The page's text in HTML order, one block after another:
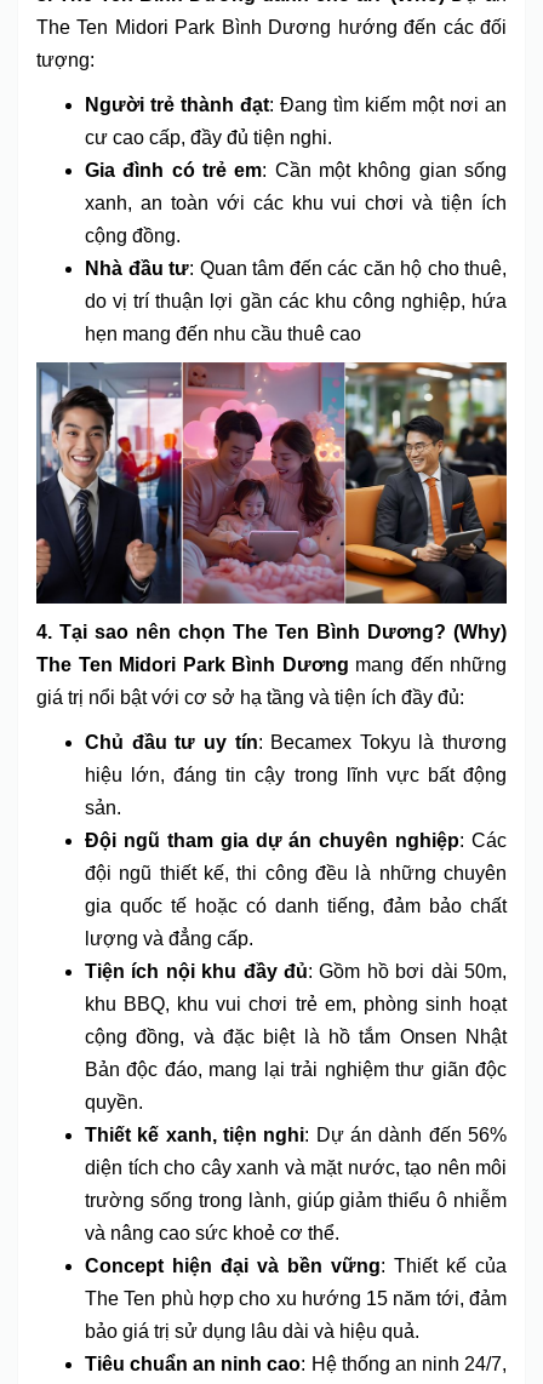
The Ten Midori Park Bình Dương hướng đến các đối
tượng:
Người trẻ thành đạt: Đang tìm kiếm một nơi an
cư cao cấp, đầy đủ tiện nghi.
Gia đình có trẻ em: Cần một không gian sống
xanh, an toàn với các khu vui chơi và tiện ích
cộng đồng.
Nhà đầu tư: Quan tâm đến các căn hộ cho thuê,
do vị trí thuận lợi gần các khu công nghiệp, hứa
hẹn mang đến nhu cầu thuê cao
4. Tại sao nên chọn The Ten Bình Dương? (Why)
The Ten Midori Park Bình Dương mang đến những
giá trị nổi bật với cơ sở hạ tầng và tiện ích đầy đủ:
Chủ đầu tư uy tín: Becamex Tokyu là thương
hiệu lớn, đáng tin cậy trong lĩnh vực bất động
sản.
Đội ngũ tham gia dự án chuyên nghiệp: Các
đội ngũ thiết kế, thi công đều là những chuyên
gia quốc tế hoặc có danh tiếng, đảm bảo chất
lượng và đẳng cấp.
Tiện ích nội khu đầy đủ: Gồm hồ bơi dài 50m,
khu BBQ, khu vui chơi trẻ em, phòng sinh hoạt
cộng đồng, và đặc biệt là hồ tắm Onsen Nhật
Bản độc đáo, mang lại trải nghiệm thư giãn độc
quyền.
Thiết kế xanh, tiện nghi: Dự án dành đến 56%
diện tích cho cây xanh và mặt nước, tạo nên môi
trường sống trong lành, giúp giảm thiểu ô nhiễm
và nâng cao sức khoẻ cơ thể.
Concept hiện đại và bền vững: Thiết kế của
The Ten phù hợp cho xu hướng 15 năm tới, đảm
bảo giá trị sử dụng lâu dài và hiệu quả.
Tiêu chuẩn an ninh cao: Hệ thống an ninh 24/7,